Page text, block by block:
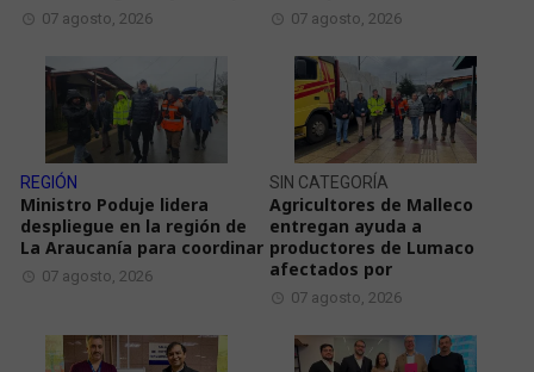
07 agosto, 2026 07 agosto, 2026
REGIÓN
Ministro Poduje lidera
despliegue en la región de
La Araucanía para coordinar
07 agosto, 2026
SIN CATEGORÍA
Agricultores de Malleco
entregan ayuda a
productores de Lumaco
afectados por
07 agosto, 2026